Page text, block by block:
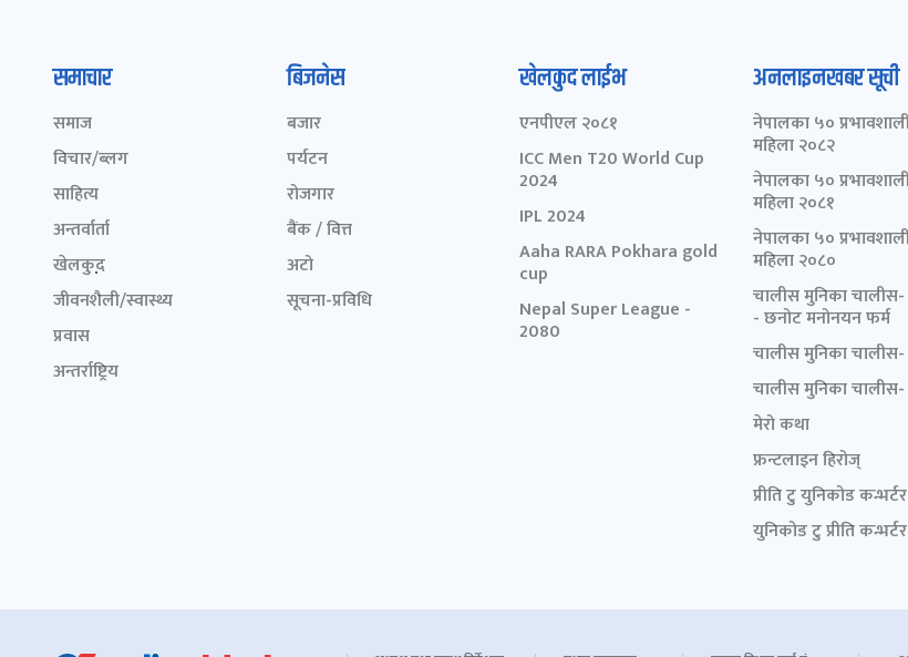
समाचार
समाज
विचार/ब्लग
साहित्य
अन्तर्वार्ता
खेलकुद़़
जीवनशैली/स्वास्थ्य
प्रवास
अन्तर्राष्ट्रिय
बिजनेस
बजार
पर्यटन
रोजगार
बैंक / वित्त
अटो
सूचना-प्रविधि
खेलकुद लाईभ
एनपीएल २०८१
ICC Men T20 World Cup
2024
IPL 2024
Aaha RARA Pokhara gold
cup
Nepal Super League -
2080
अनलाइनखबर सूची
नेपालका ५०
महिला २०८२
नेपालका ५०
महिला २०८१
नेपालका ५०
महिला २०८०
चालीस मुनिका
- छनोट मनोनयन फर्म
चालीस मुनिका
चालीस मुनिका
मेरो कथा
फ्रन्टलाइन हिरोज्
प्रीति टु युनिकोड कन्भर्टर
युनिकोड टु प्रीति कन्भर्टर